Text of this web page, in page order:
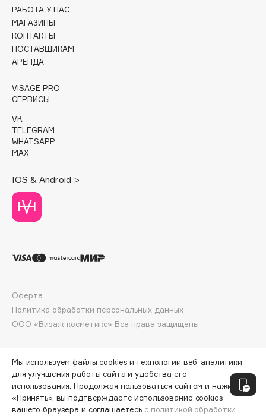
Curaprox
D
DABO
Darphin
Davines
Dessange
Dior
Divage
Dorco
Dr. Vranjes Firenze
Dr.Althea
Dr.Ceuracle
DSD de Luxe
Dyson
РАБОТА У НАС
МАГАЗИНЫ
КОНТАКТЫ
ПОСТАВЩИКАМ
АРЕНДА
VISAGE PRO
СЕРВИСЫ
VK
TELEGRAM
WHATSAPP
MAX
IOS & Android >
ООО «Визаж косметикс» Все права защищены
Оферта
Политика обработки персональных данных
Мы используем файлы cookies и технологии веб-аналитики
для улучшения работы сайта и удобства его
использования. Продолжая пользоваться сайтом и нажимая
«Принять», вы подтверждаете использование cookies
вашего браузера и соглашаетесь с политикой обработки